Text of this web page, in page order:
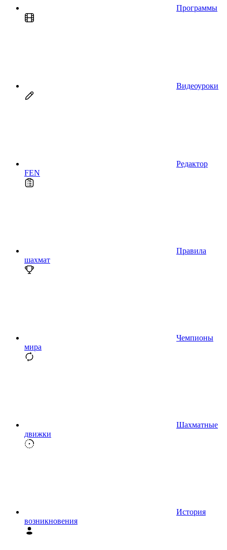
Программы
Видеоуроки
Редактор
FEN
Правила
шахмат
Чемпионы
мира
Шахматные
движки
История
возникновения